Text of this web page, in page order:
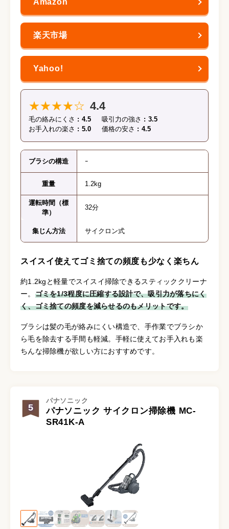
★★★★☆ 4.4
毛の絡みにくさ 4.5 吸引力の強さ
3.5
お手入れの楽さ
5.0 価格の安さ 4.5
ブラシの構造 ｰ
重量 1.2kg
運転時間（標
準）
32分
集じん方法 サイクロン式
スイスイ使えてゴミ捨ての頻度も少なく楽ちん
約1.2kgと軽量でスイスイ掃除できるスティッククリーナ
ー。 ゴミを1/3程度に圧縮する設計で、吸引力が落ちにく
く、ゴミ捨ての頻度を減らせるのもメリットです。
ブラシは髪の毛が絡みにくい構造で、手作業でブラシか
ら毛を除去する手間も軽減。手軽に使えてお手入れも楽
ちんな掃除機が欲しい方におすすめです。
5
パナソニック
パナソニック サイクロン掃除機 MC-
SR41K-A